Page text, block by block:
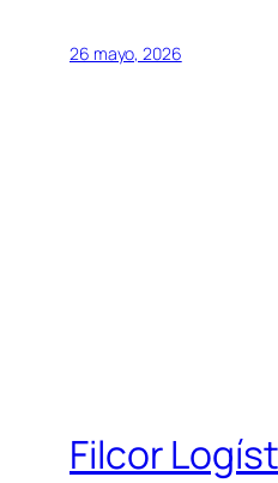
26 mayo, 2026
Filcor